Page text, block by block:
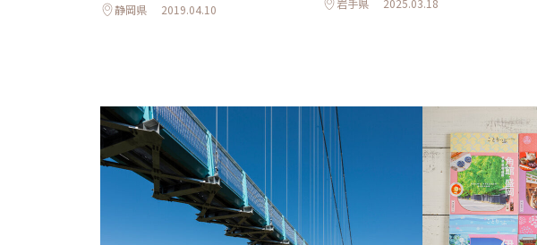
静岡県 2019.04.10